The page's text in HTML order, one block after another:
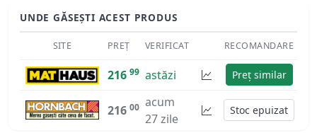
UNDE GĂSEȘTI ACEST PRODUS
SITE PREȚ VERIFICAT RECOMANDARE
216 99 astăzi Preț similar
216 00 acum
27 zile
Stoc epuizat